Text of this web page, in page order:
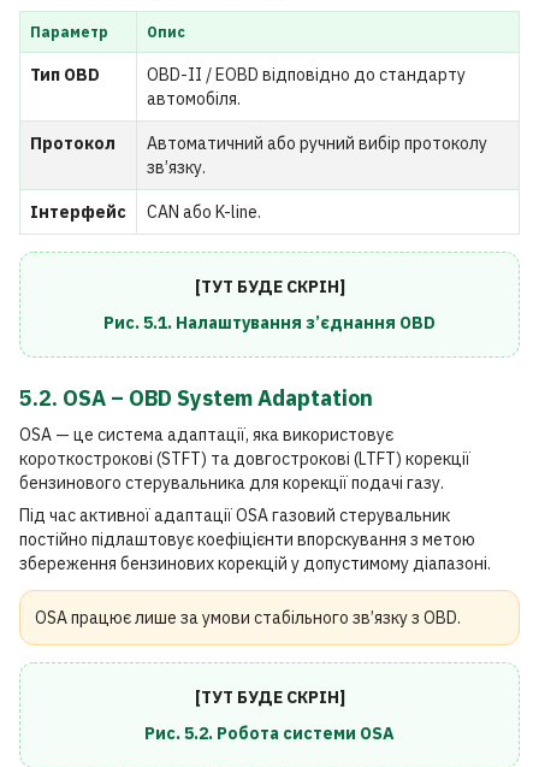
Параметр Опис
Тип OBD
OBD-II / EOBD відповідно до стандарту
автомобіля.
Протокол
Автоматичний або ручний вибір протоколу
зв’язку.
Інтерфейс CAN або K-line.
[ТУТ БУДЕ СКРІН]
Рис. 5.1. Налаштування з’єднання OBD
5.2. OSA – OBD System Adaptation
OSA — це система адаптації, яка використовує
короткострокові (STFT) та довгострокові (LTFT) корекції
бензинового стерувальника для корекції подачі газу.
Під час активної адаптації OSA газовий стерувальник
постійно підлаштовує коефіцієнти впорскування з метою
збереження бензинових корекцій у допустимому діапазоні.
OSA працює лише за умови стабільного зв’язку з OBD.
[ТУТ БУДЕ СКРІН]
Рис. 5.2. Робота системи OSA